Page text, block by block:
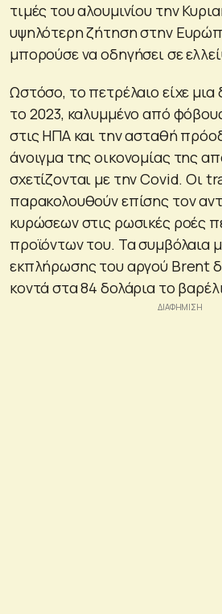
τιμές του αλουμινίου την
υψηλότερη ζήτηση στην
μπορούσε να οδηγήσει σε
Ωστόσο, το πετρέλαιο είχε μια
το 2023, καλυμμένο από
στις ΗΠΑ και την ασταθή
άνοιγμα της οικονομίας της
σχετίζονται με την Covid. Οι
παρακολουθούν επίσης τον
κυρώσεων στις ρωσικές ροές
προϊόντων του. Τα συμβόλαια
εκπλήρωσης του αργού Brent
κοντά στα 84 δολάρια το